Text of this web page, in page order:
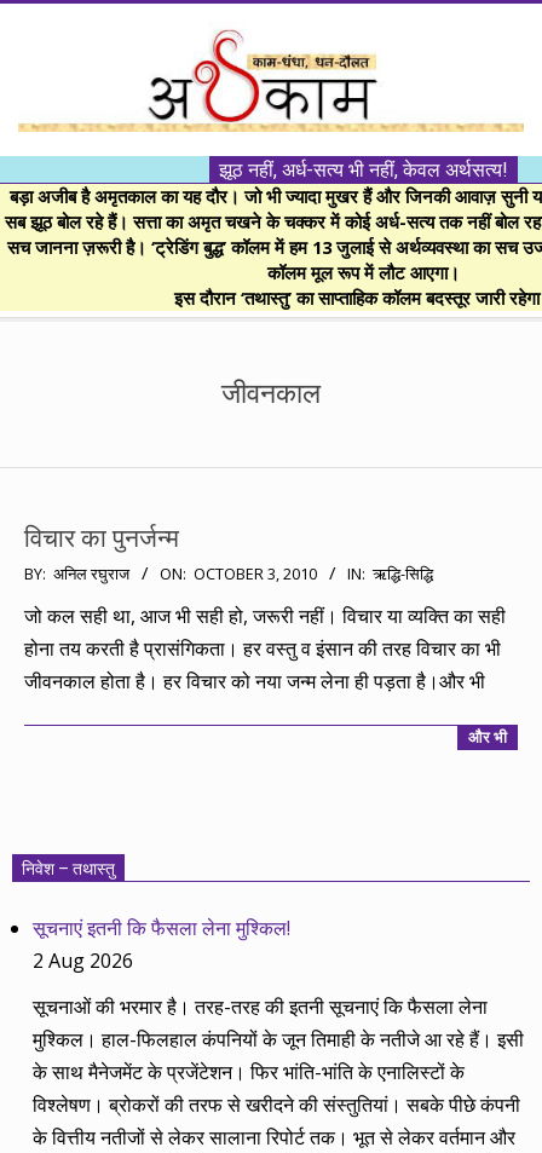
।।
अर्थकाम।।
BE
FINANCIALLY
झूठ नहीं, अर्ध-सत्य भी नहीं, केवल अर्थसत्य!
बड़ा अजीब है अमृतकाल का यह दौर। जो भी ज्यादा मुखर हैं और जिनकी आवाज़ सुनी
सब झूठ बोल रहे हैं। सत्ता का अमृत चखने के चक्कर में कोई अर्ध-सत्य तक नहीं बोल
सच जानना ज़रूरी है। ‘ट्रेडिंग बुद्ध’ कॉलम में हम 13 जुलाई से अर्थव्यवस्था का सच
कॉलम मूल रूप में लौट आएगा।
इस दौरान ‘तथास्तु’ का साप्ताहिक कॉलम बदस्तूर जारी
जीवनकाल
विचार का पुनर्जन्म
2010-
10-
03
BY: अनिल रघुराज ON: OCTOBER 3, 2010 IN: ऋद्धि-सिद्धि
जो कल सही था, आज भी सही हो, जरूरी नहीं। विचार या व्यक्ति का सही
होना तय करती है प्रासंगिकता। हर वस्तु व इंसान की तरह विचार का भी
जीवनकाल होता है। हर विचार को नया जन्म लेना ही पड़ता है।और भी
और भी
निवेश – तथास्तु
सूचनाएं इतनी कि फैसला लेना मुश्किल!
2 Aug 2026
सूचनाओं की भरमार है। तरह-तरह की इतनी सूचनाएं कि फैसला लेना
मुश्किल। हाल-फिलहाल कंपनियों के जून तिमाही के नतीजे आ रहे हैं। इसी
के साथ मैनेजमेंट के प्रजेंटेशन। फिर भांति-भांति के एनालिस्टों के
विश्लेषण। ब्रोकरों की तरफ से खरीदने की संस्तुतियां। सबके पीछे कंपनी
के वित्तीय नतीजों से लेकर सालाना रिपोर्ट तक। भूत से लेकर वर्तमान और